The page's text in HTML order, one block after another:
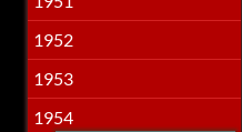
1952
1953
1954